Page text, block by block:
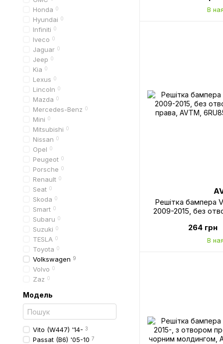
В
Решітка бампера
2009-2015, без
264 грн
В
Honda 0
Hyundai 0
Infiniti 0
Iveco 0
Jaguar 0
Jeep 0
Kia 0
Lexus 0
Lincoln 0
Mazda 0
Mercedes-Benz 0
Mini 0
Mitsubishi 0
Nissan 0
Opel 0
Peugeot 0
Porsche 0
Renault 0
Seat 0
Skoda 0
Smart 0
Subaru 0
Suzuki 0
TESLA 0
Toyota 0
Volkswagen 9
Volvo 0
Zaz 0
Модель
Vito (W447) '14- 3
Passat (B6) '05-10 7